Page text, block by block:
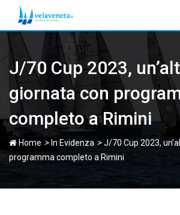
content
J/70 Cup 2023,
giornata con
completo a Rimini
Home > In Evidenza >J/70 Cup 2023,
programma completo a Rimini